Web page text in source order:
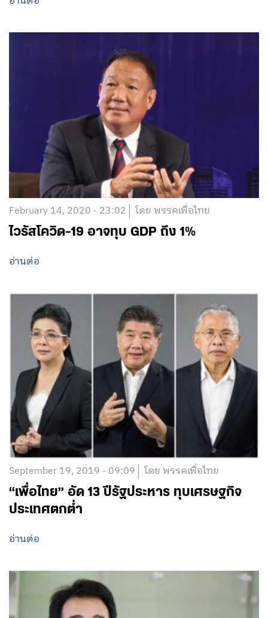
February 14, 2020 - 23:02 โดย พรรคเพื่อไทย
ไวรัสโควิด-19 อาจทุบ GDP ถึง 1%
อ่านต่อ
September 19, 2019 - 09:09 โดย พรรคเพื่อไทย
“เพื่อไทย” อัด 13 ปีรัฐประหาร ทุบเศรษฐกิจ
ประเทศตกต่ำ
อ่านต่อ